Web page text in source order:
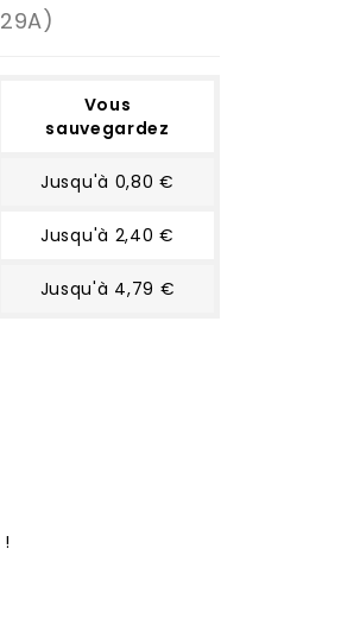
Vous
sauvegardez
Jusqu'à 0,80 €
Jusqu'à 2,40 €
Jusqu'à 4,79 €